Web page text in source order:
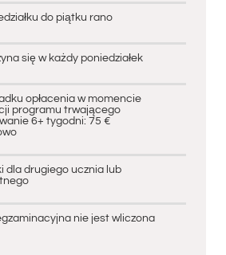
do piątku rano
się w każdy poniedziałek
opłacenia w momencie
programu trwającego
6+ tygodni: 75 €
dla drugiego ucznia lub
nie jest wliczona